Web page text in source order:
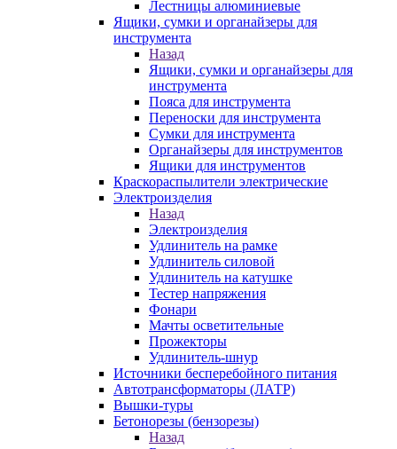
Лестницы алюминиевые
Ящики, сумки и органайзеры для
инструмента
Назад
Ящики, сумки и органайзеры для
инструмента
Пояса для инструмента
Переноски для инструмента
Сумки для инструмента
Органайзеры для инструментов
Ящики для инструментов
Краскораспылители электрические
Электроизделия
Назад
Электроизделия
Удлинитель на рамке
Удлинитель силовой
Удлинитель на катушке
Тестер напряжения
Фонари
Мачты осветительные
Прожекторы
Удлинитель-шнур
Источники бесперебойного питания
Автотрансформаторы (ЛАТР)
Вышки-туры
Бетонорезы (бензорезы)
Назад